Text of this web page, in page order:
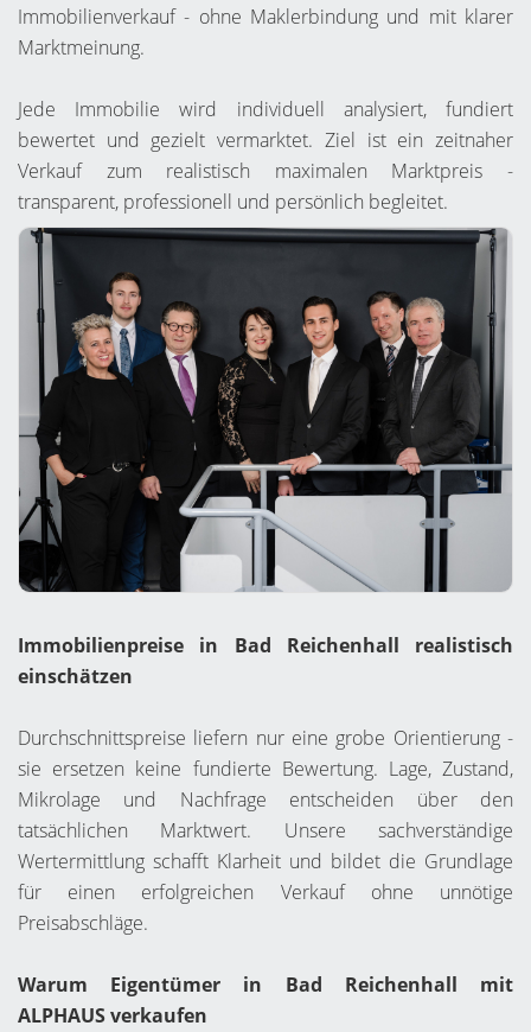
Immobilienverkauf - ohne Maklerbindung und mit klarer
Marktmeinung.
Jede Immobilie wird individuell analysiert, fundiert
bewertet und gezielt vermarktet. Ziel ist ein zeitnaher
Verkauf zum realistisch maximalen Marktpreis -
transparent, professionell und persönlich begleitet.
Immobilienpreise in Bad Reichenhall realistisch
einschätzen
Durchschnittspreise liefern nur eine grobe Orientierung -
sie ersetzen keine fundierte Bewertung. Lage, Zustand,
Mikrolage und Nachfrage entscheiden über den
tatsächlichen Marktwert. Unsere sachverständige
Wertermittlung schafft Klarheit und bildet die Grundlage
für einen erfolgreichen Verkauf ohne unnötige
Preisabschläge.
Warum Eigentümer in Bad Reichenhall mit
ALPHAUS verkaufen